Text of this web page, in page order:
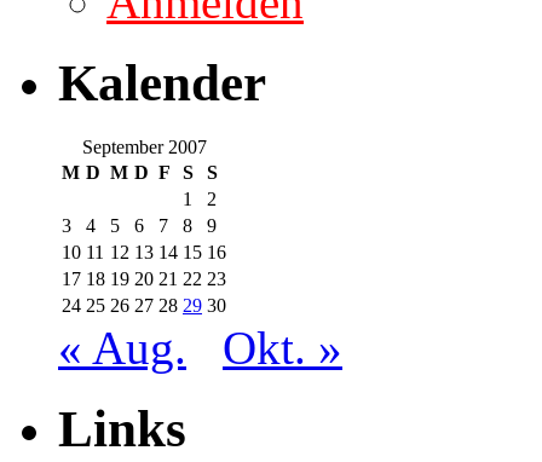
Kalender
September 2007
M D M D F S
S
1
2
3
4 5 6 7 8
9
10 11 12 13 14 15 16
17 18 19 20 21 22 23
24 25 26 27 28 29 30
« Aug. Okt. »
Links